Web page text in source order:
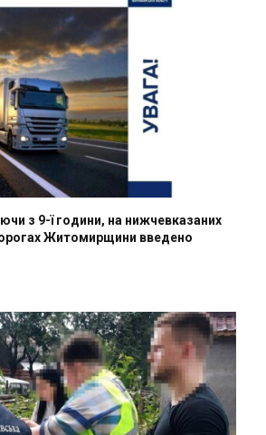
з 9-ї години, на нижчевказаних
Житомирщини введено